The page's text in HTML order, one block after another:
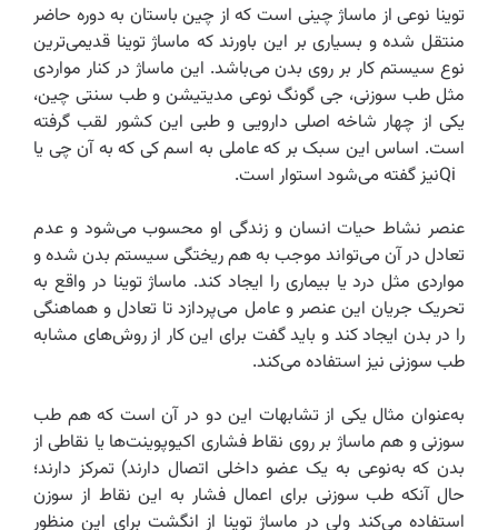
توینا نوعی از ماساژ چینی است که از چین باستان به دوره حاضر
منتقل شده و بسیاری بر این باورند که ماساژ توینا قدیمی‌ترین
نوع سیستم کار بر روی بدن می‌باشد. این ماساژ در کنار مواردی
مثل طب سوزنی، جی گونگ نوعی مدیتیشن و طب سنتی چین،
یکی از چهار شاخه اصلی دارویی و طبی این کشور لقب گرفته
است. اساس این سبک بر که عاملی به اسم کی که به آن چی یا
عنصر نشاط حیات انسان و زندگی او محسوب می‌شود و عدم
تعادل در آن می‌تواند موجب به هم ریختگی سیستم بدن شده و
مواردی مثل درد یا بیماری را ایجاد کند. ماساژ توینا در واقع به
تحریک جریان این عنصر و عامل می‌پردازد تا تعادل و هماهنگی
را در بدن ایجاد کند و باید گفت برای این کار از روش‌های مشابه
طب سوزنی نیز استفاده می‌کند.
به‌عنوان مثال یکی از تشابهات این دو در آن است که هم طب
سوزنی و هم ماساژ بر روی نقاط فشاری اکیوپوینت‌ها یا نقاطی از
بدن که به‌نوعی به یک عضو داخلی اتصال دارند) تمرکز دارند؛
حال آنکه طب سوزنی برای اعمال فشار به این نقاط از سوزن
استفاده می‌کند ولی در ماساژ توینا از انگشت برای این منظور